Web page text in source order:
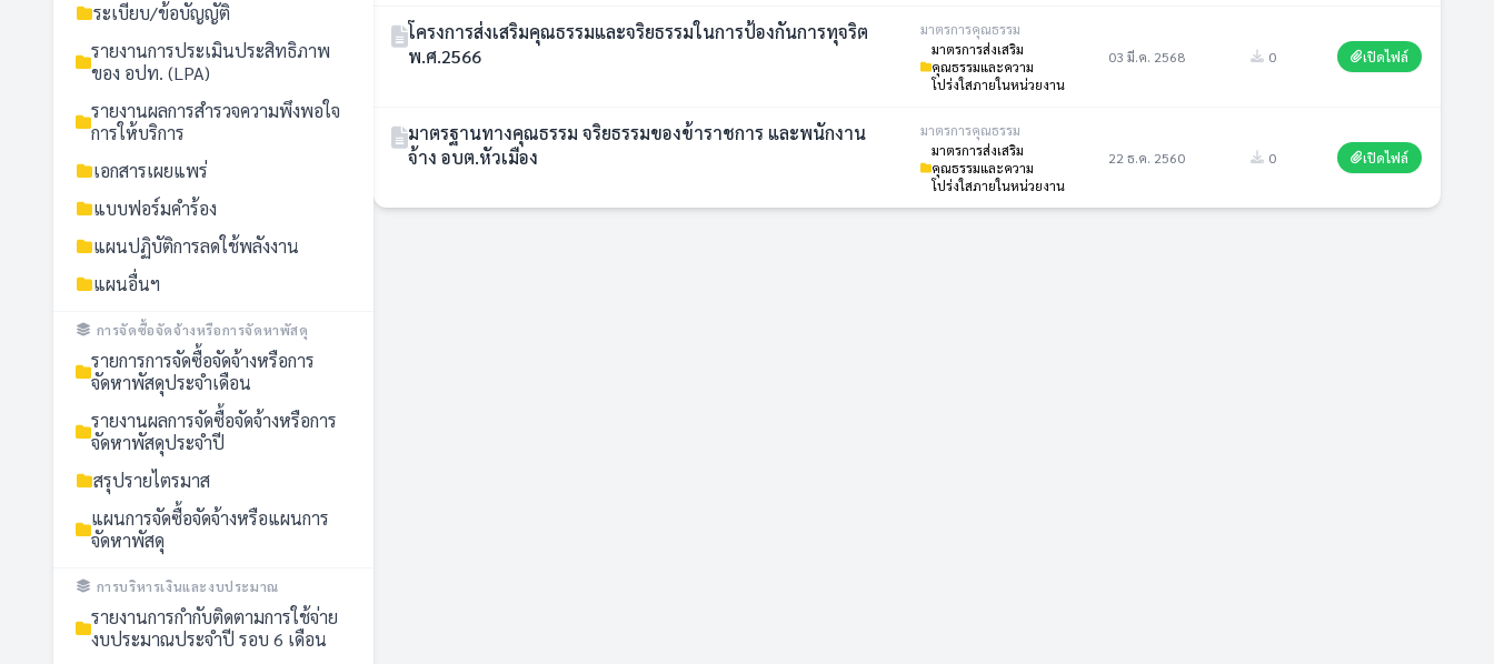
ระเบียบ/ข้อบัญญัติ
รายงานการประเมินประสิทธิภาพ
ของ อปท. (LPA)
รายงานผลการสำรวจความพึงพอใจ
การให้บริการ
เอกสารเผยแพร่
แบบฟอร์มคำร้อง
แผนปฏิบัติการลดใช้พลังงาน
แผนอื่นฯ
การจัดซื้อจัดจ้างหรือการจัดหาพัสดุ
รายการการจัดซื้อจัดจ้างหรือการ
จัดหาพัสดุประจำเดือน
รายงานผลการจัดซื้อจัดจ้างหรือการ
จัดหาพัสดุประจำปี
สรุปรายไตรมาส
แผนการจัดซื้อจัดจ้างหรือแผนการ
จัดหาพัสดุ
การบริหารเงินและงบประมาณ
รายงานการกำกับติดตามการใช้จ่าย
งบประมาณประจำปี รอบ 6 เดือน
โครงการส่งเสริมคุณธรรมและจริยธรรมในการป้องกันการทุจริต
พ.ศ.2566
มาตรการคุณธรรม
มาตรการส่งเสริม
คุณธรรมและความ
โปร่งใสภายในหน่วยงาน
03 มี.ค. 2568 0 เปิดไฟล์
มาตรฐานทางคุณธรรม จริยธรรมของข้าราชการ และพนักงาน
จ้าง อบต.หัวเมือง
มาตรการคุณธรรม
มาตรการส่งเสริม
คุณธรรมและความ
โปร่งใสภายในหน่วยงาน
22 ธ.ค. 2560 0 เปิดไฟล์